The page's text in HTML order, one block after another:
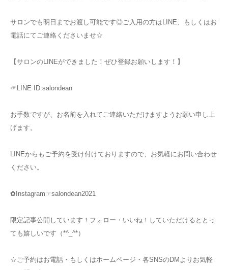
サロンでも明日までお渡し可能です◎ご入用の方はLINE、もしくはお
電話にてご連絡くださいませ☆
【サロンのLINEができました！ぜひ登録お願いします！】
☞LINE ID:salondean
お手数ですが、お名前を入れてご連絡いただけますようお願い申し上
げます。
LINEからもご予約を受け付けておりますので、お気軽にお問い合わせ
ください。
✿Instagram☞salondean2021
限定記事公開しています！フォロー・いいね！していただけるととっ
ても嬉しいです（*^_^*）
☆ご予約はお電話・もしくはホームページ・各SNSのDMよりお気軽